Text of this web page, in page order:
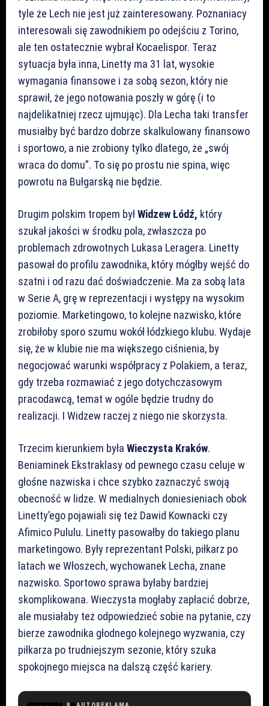
tyle że Lech nie jest już zainteresowany. Poznaniacy
interesowali się zawodnikiem po odejściu z Torino,
ale ten ostatecznie wybrał Kocaelispor. Teraz
sytuacja była inna, Linetty ma 31 lat, wysokie
wymagania finansowe i za sobą sezon, który nie
sprawił, że jego notowania poszły w górę (i to
najdelikatniej rzecz ujmując). Dla Lecha taki transfer
musiałby być bardzo dobrze skalkulowany finansowo
i sportowo, a nie zrobiony tylko dlatego, że „swój
wraca do domu”. To się po prostu nie spina, więc
powrotu na Bułgarską nie będzie.
Drugim polskim tropem byłWidzew Łódź, który
szukał jakości w środku pola, zwłaszcza po
problemach zdrowotnych Lukasa Leragera. Linetty
pasował do profilu zawodnika, który mógłby wejść do
szatni i od razu dać doświadczenie. Ma za sobą lata
w Serie A, grę w reprezentacji i występy na wysokim
poziomie. Marketingowo, to kolejne nazwisko, które
zrobiłoby sporo szumu wokół łódzkiego klubu. Wydaje
się, że w klubie nie ma większego ciśnienia, by
negocjować warunki współpracy z Polakiem, a teraz,
gdy trzeba rozmawiać z jego dotychczasowym
pracodawcą, temat w ogóle będzie trudny do
realizacji. I Widzew raczej z niego nie skorzysta.
Trzecim kierunkiem była Wieczysta Kraków.
Beniaminek Ekstraklasy od pewnego czasu celuje w
głośne nazwiska i chce szybko zaznaczyć swoją
obecność w lidze. W medialnych doniesieniach obok
Linetty’ego pojawiali się też Dawid Kownacki czy
Afimico Pululu. Linetty pasowałby do takiego planu
marketingowo. Były reprezentant Polski, piłkarz po
latach we Włoszech, wychowanek Lecha, znane
nazwisko. Sportowo sprawa byłaby bardziej
skomplikowana. Wieczysta mogłaby zapłacić dobrze,
ale musiałaby też odpowiedzieć sobie na pytanie, czy
bierze zawodnika głodnego kolejnego wyzwania, czy
piłkarza po trudniejszym sezonie, który szuka
spokojnego miejsca na dalszą część kariery.